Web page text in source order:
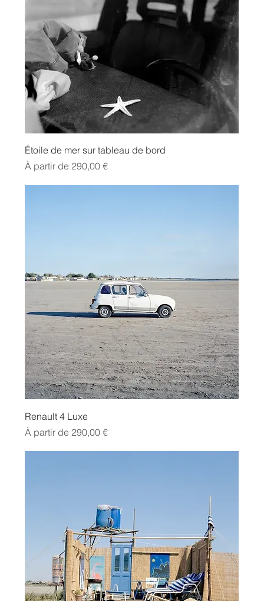
Étoile de mer sur tableau de bord
À partir de290,00 €
Prix promotionnel
Renault 4 Luxe
À partir de 290,00 €
Prix promotionnel